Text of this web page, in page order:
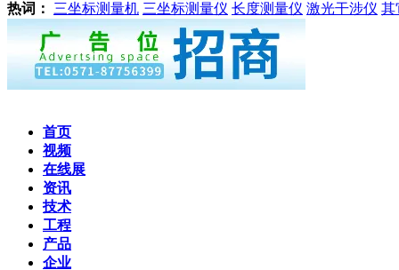
热词： 三坐标测量机 三坐标测量仪 长度测量仪 激光干涉仪 其
首页
视频
在线展
资讯
技术
工程
产品
企业